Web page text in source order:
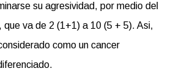
su agresividad, por medio del
va de 2 (1+1) a 10 (5 + 5). Asi,
como un cancer